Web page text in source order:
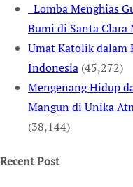
Lomba Menghias
Bumi di Santa Clara
Umat Katolik dalam
Indonesia (45,272)
Mengenang Hidup
Mangun di Unika
(38,144)
Recent Post